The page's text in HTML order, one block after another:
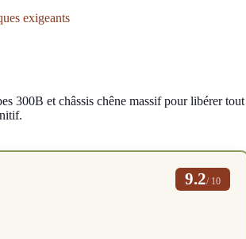
exigeants
300B et châssis chêne massif pour libérer tout
9.2/ 10